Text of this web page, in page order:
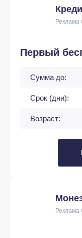
Первый
Сумма до:
Срок (дни):
Возраст: